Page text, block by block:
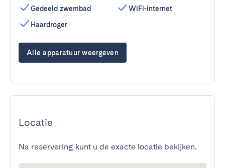
Gedeeld zwembad
Haardroger
WiFi-internet
Alle apparatuur weergeven
Locatie
Na reservering kunt u de exacte locatie bekijken.